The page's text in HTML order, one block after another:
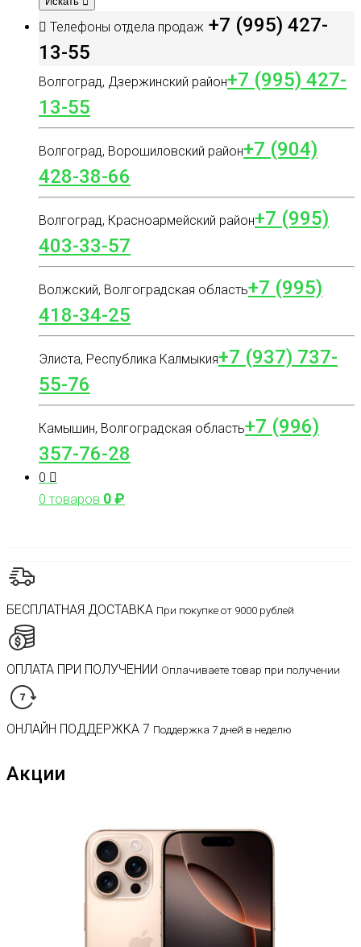
Телефоны отдела продаж +7 (995) 427-
13-55
Волгоград, Дзержинский район+7 (995) 427-
13-55
Волгоград, Ворошиловский район+7 (904)
428-38-66
Волгоград, Красноармейский район+7 (995)
403-33-57
Волжский, Волгоградская область+7 (995)
418-34-25
Элиста, Республика Калмыкия+7 (937) 737-
55-76
Камышин, Волгоградская область+7 (996)
357-76-28
0
0 товаров 0₽
БЕСПЛАТНАЯ ДОСТАВКА При покупке от 9000 рублей
ОПЛАТА ПРИ ПОЛУЧЕНИИ Оплачиваете товар при получении
ОНЛАЙН ПОДДЕРЖКА 7 Поддержка 7 дней в неделю
Акции